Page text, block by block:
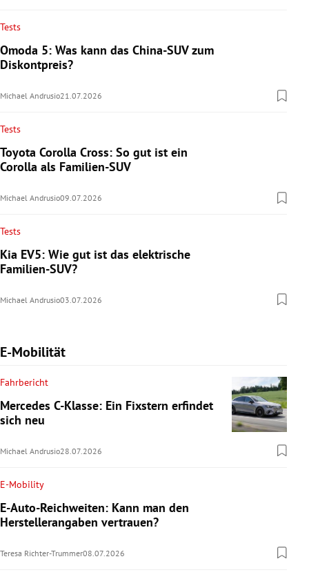
Tests
Omoda 5: Was kann das China-SUV zum
Diskontpreis?
Michael Andrusio21.07.2026
Tests
Toyota Corolla Cross: So gut ist ein
Corolla als Familien-SUV
Michael Andrusio09.07.2026
Tests
Kia EV5: Wie gut ist das elektrische
Familien-SUV?
Michael Andrusio03.07.2026
E-Mobilität
Fahrbericht
Mercedes C-Klasse: Ein Fixstern erfindet
sich neu
Michael Andrusio28.07.2026
E-Mobility
E-Auto-Reichweiten: Kann man den
Herstellerangaben vertrauen?
Teresa Richter-Trummer08.07.2026